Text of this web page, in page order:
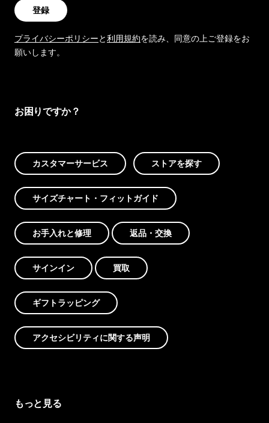
登録
プライバシーポリシーと利用規約を読み、同意の上ご登録をお
願いします。
お困りですか？
カスタマーサービス ストアを探す
サイズチャート・フィットガイド
お手入れと修理 返品・交換
サインイン 買取
ギフトラッピング
アクセシビリティに関する声明
もっと見る